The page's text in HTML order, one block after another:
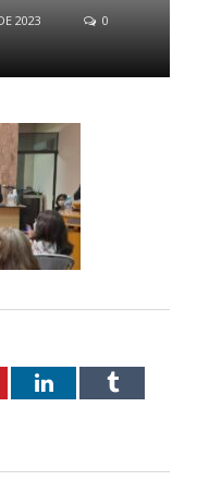
2023
0
LinkedInTumblr